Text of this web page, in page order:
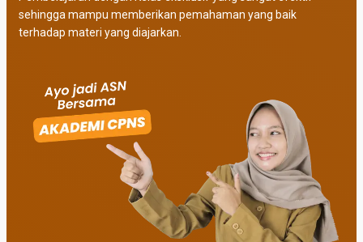
sehingga mampu memberikan pemahaman yang baik
terhadap materi yang diajarkan.